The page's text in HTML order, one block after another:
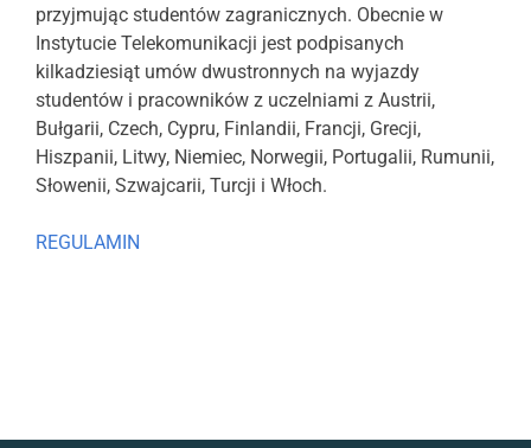
przyjmując studentów zagranicznych. Obecnie w
Instytucie Telekomunikacji jest podpisanych
kilkadziesiąt umów dwustronnych na wyjazdy
studentów i pracowników z uczelniami z Austrii,
Bułgarii, Czech, Cypru, Finlandii, Francji, Grecji,
Hiszpanii, Litwy, Niemiec, Norwegii, Portugalii, Rumunii,
Słowenii, Szwajcarii, Turcji i Włoch.
REGULAMIN